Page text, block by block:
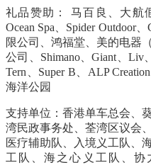
礼品赞助： 马百良、大航
Ocean Spa
Spider Outdoor、
限公司、鸿福堂、美的电器
公司、 Shimano、Giant Liv
Tern
Super B ALP
海洋公园
支持单位：香港单车总会、
湾民政事务处、荃湾区议会
医疗辅助队、入境义工队、
工队、海之心义工队、协